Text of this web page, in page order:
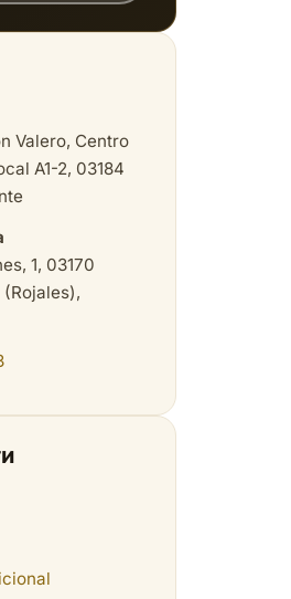
Valero, Centro
A1-2, 03184
1, 03170